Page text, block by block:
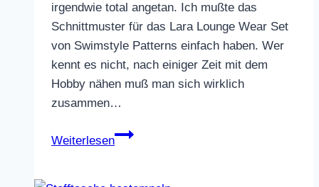
irgendwie total angetan. Ich mußte das
Schnittmuster für das Lara Lounge Wear Set
von Swimstyle Patterns einfach haben. Wer
kennt es nicht, nach einiger Zeit mit dem
Hobby nähen muß man sich wirklich
zusammen…
Weiterlesen
Lounge